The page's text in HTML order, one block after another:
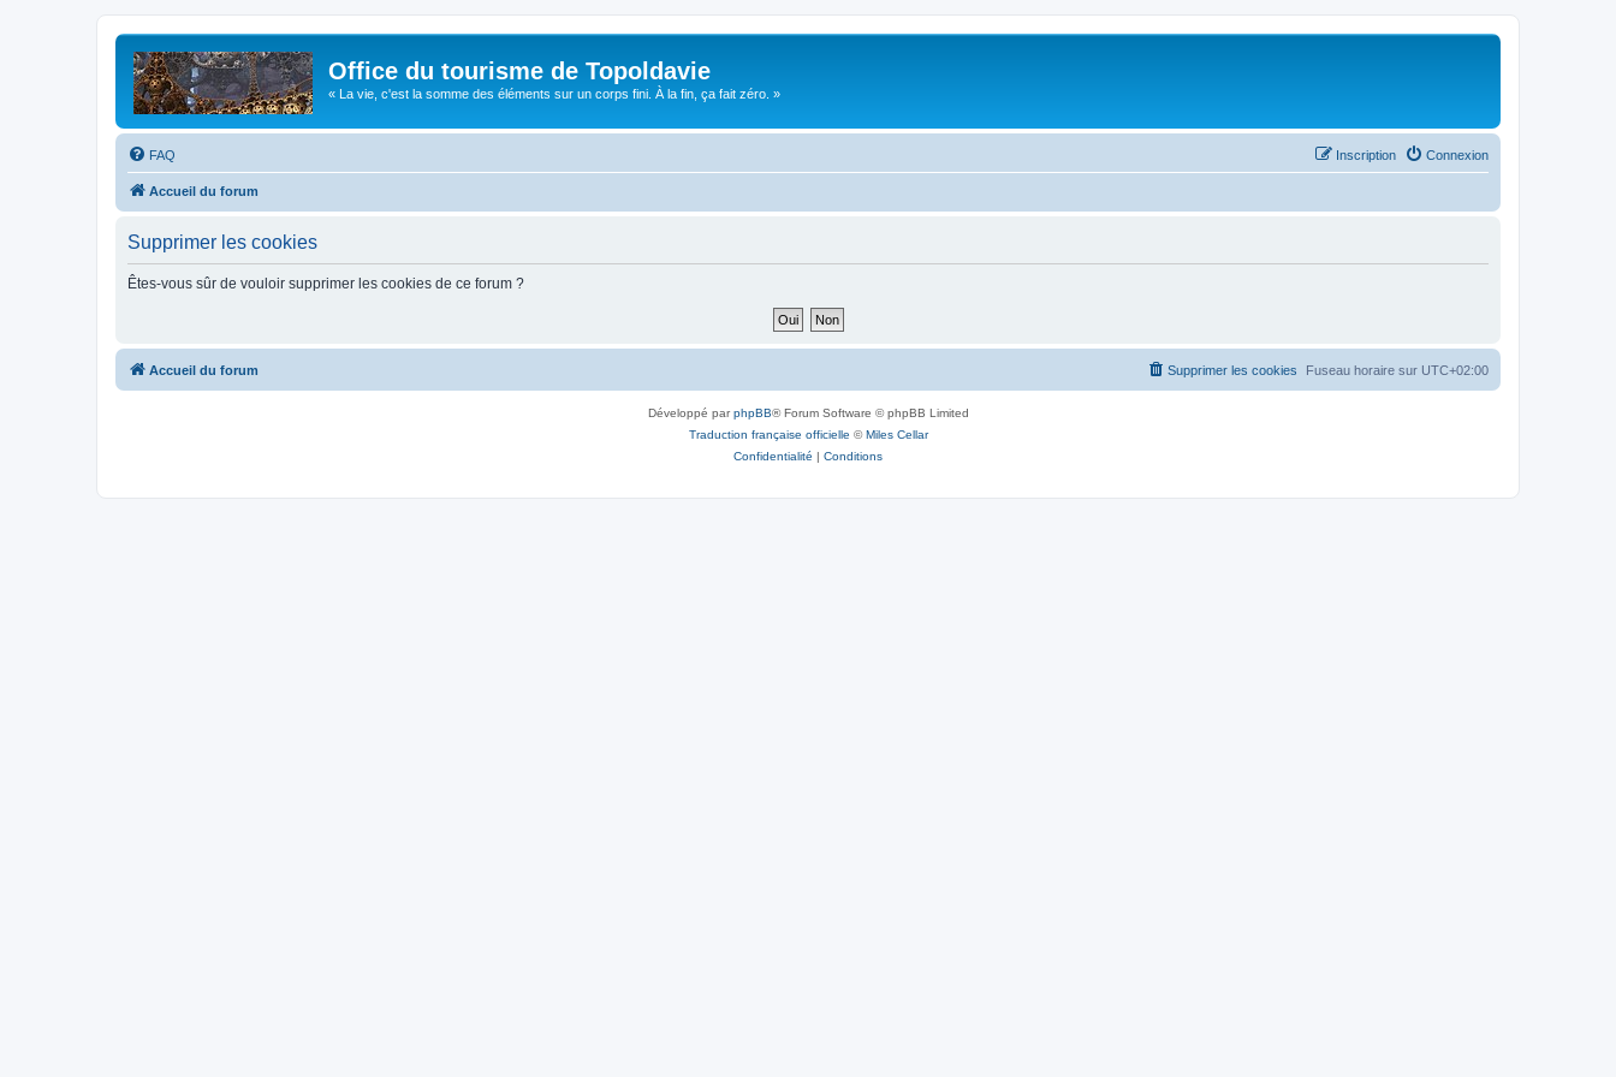
Office du tourisme de Topoldavie
« La vie, c'est la somme des éléments sur un corps fini. À la fin, ça fait zéro. »
FAQ Connexion
Inscription
Accueil du forum
Supprimer les cookies
Êtes-vous sûr de vouloir supprimer les cookies de ce forum ?
Accueil du forum Fuseau horaire sur UTC+02:00
Supprimer les cookies
Développé parphpBB® Forum Software © phpBB Limited
Traduction française officielle ©Miles Cellar
Confidentialité | Conditions